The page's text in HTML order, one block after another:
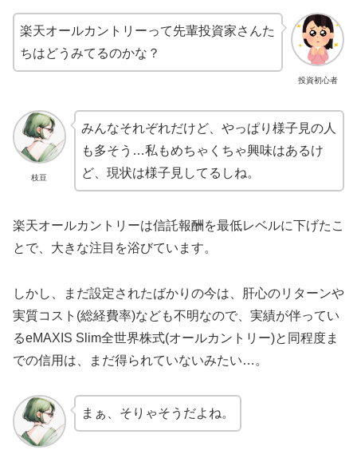
投資初心者
楽天オールカントリーって先輩投資家さんた
ちはどうみてるのかな？
枝豆
みんなそれぞれだけど、やっぱり様子見の人
も多そう…私もめちゃくちゃ興味はあるけ
ど、現状は様子見してるしね。
楽天オールカントリーは信託報酬を最低レベルに下げたこ
とで、大きな注目を浴びています。
しかし、まだ設定されたばかりの今は、肝心のリターンや
実質コスト(総経費率)なども不明なので、実績が伴ってい
るeMAXIS Slim全世界株式(オールカントリー)と同程度ま
での信用は、まだ得られていないみたい…。
まぁ、そりゃそうだよね。